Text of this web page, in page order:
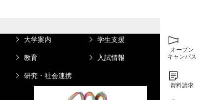
オープン
キャンパス
資料請求
大学案内 学生支援
教育 入試情報
研究・社会連携